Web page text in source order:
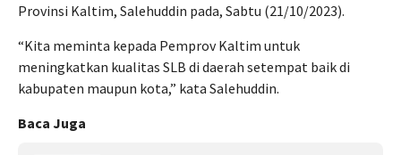
Provinsi Kaltim, Salehuddin pada, Sabtu (21/10/2023).
“Kita meminta kepada Pemprov Kaltim untuk
meningkatkan kualitas SLB di daerah setempat baik di
kabupaten maupun kota,” kata Salehuddin.
Baca Juga